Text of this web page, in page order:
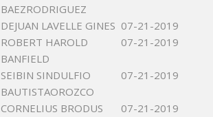
BAEZRODRIGUEZ
DEJUAN LAVELLE GINES 07-21-2019
ROBERT HAROLD
BANFIELD
07-21-2019
SEIBIN SINDULFIO
BAUTISTAOROZCO
07-21-2019
CORNELIUS BRODUS
07-21-2019